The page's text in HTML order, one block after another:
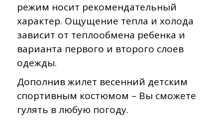
режим носит рекомендательный
характер. Ощущение тепла и холода
зависит от теплообмена ребенка и
варианта первого и второго слоев
одежды.
Дополнив жилет весенний детским
спортивным костюмом – Вы сможете
гулять в любую погоду.